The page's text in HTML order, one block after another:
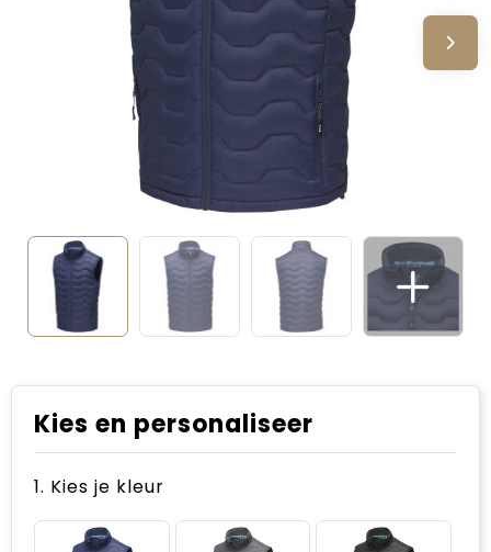
Zomergeschenken
Zomerpakketten
Kies en personaliseer
1. Kies je kleur